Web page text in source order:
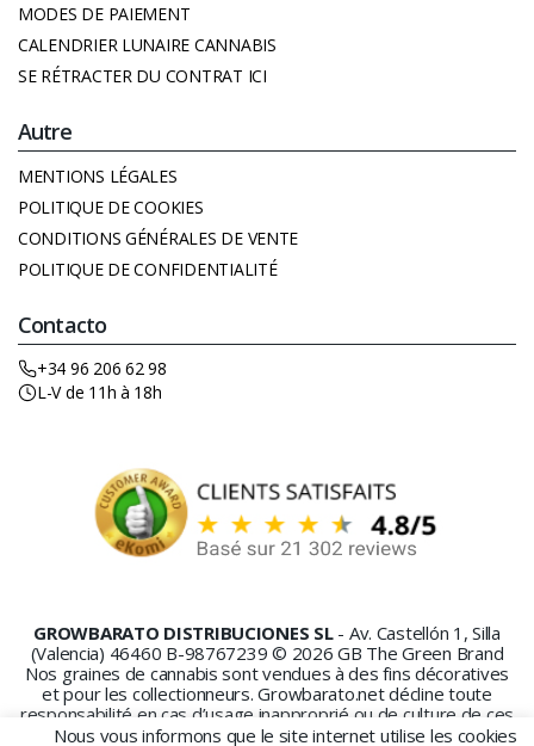
MODES DE PAIEMENT
CALENDRIER LUNAIRE CANNABIS
SE RÉTRACTER DU CONTRAT ICI
Autre
MENTIONS LÉGALES
POLITIQUE DE COOKIES
CONDITIONS GÉNÉRALES DE VENTE
POLITIQUE DE CONFIDENTIALITÉ
Contacto
+34 96 206 62 98
L-V de 11h à 18h
GROWBARATO DISTRIBUCIONES SL - Av. Castellón 1, Silla
(Valencia) 46460 B-98767239 © 2026 GB The Green Brand
Nos graines de cannabis sont vendues à des fins décoratives
et pour les collectionneurs. Growbarato.net décline toute
responsabilité en cas d’usage inapproprié ou de culture de ces
graines.
Nous vous informons que le site internet utilise les cookies